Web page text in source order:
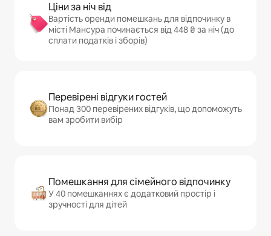
Ціни за ніч від
Вартість оренди помешкань для відпочинку в
місті Мансура починається від 448 ₴ за ніч (до
сплати податків і зборів)
Перевірені відгуки гостей
Понад 300 перевірених відгуків, що допоможуть
вам зробити вибір
Помешкання для сімейного відпочинку
У 40 помешканнях є додатковий простір і
зручності для дітей